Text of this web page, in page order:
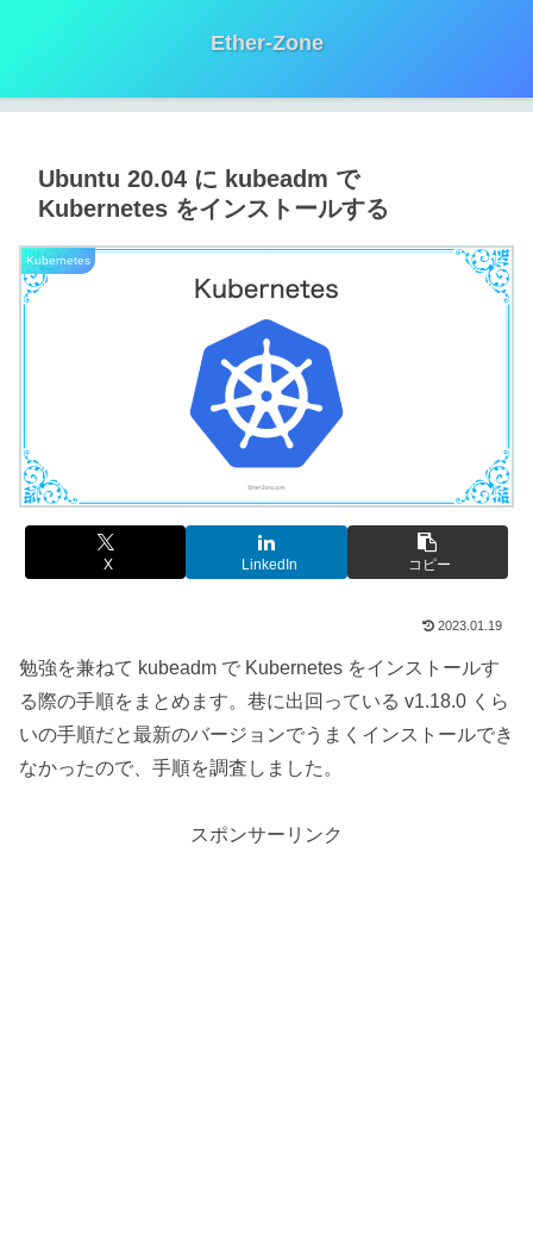
Ether-Zone
Ubuntu 20.04 に kubeadm で
Kubernetes をインストールする
Kubernetes
X LinkedIn コピー
2023.01.19
勉強を兼ねて kubeadm で Kubernetes をインストールす
る際の手順をまとめます。巷に出回っている v1.18.0 くら
いの手順だと最新のバージョンでうまくインストールでき
なかったので、手順を調査しました。
スポンサーリンク